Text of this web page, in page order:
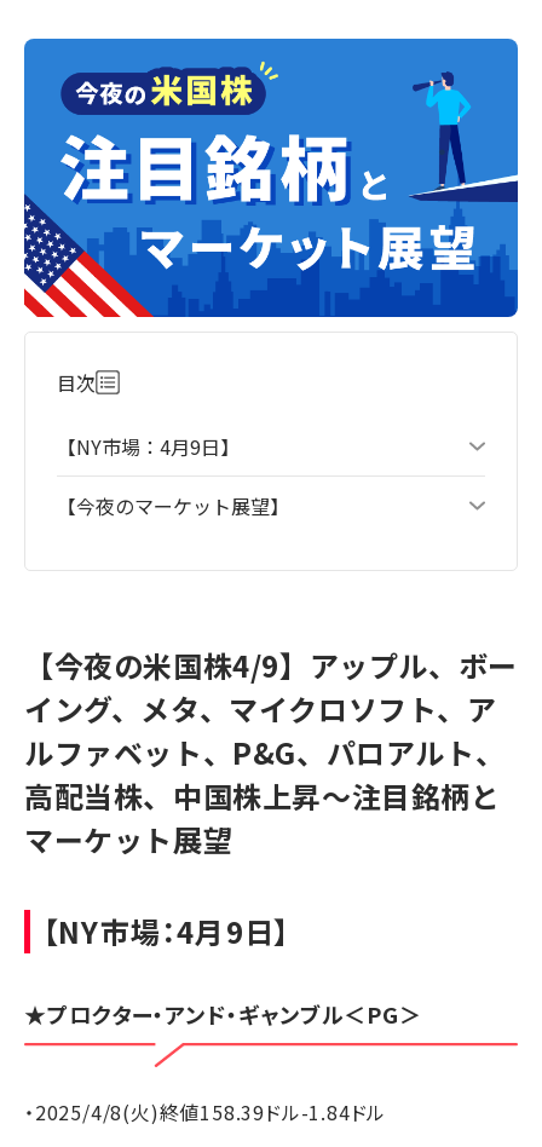
目次
【NY市場：4月9日】
【今夜のマーケット展望】
【今夜の米国株4/9】アップル、ボー
イング、メタ、マイクロソフト、ア
ルファベット、P&G、パロアルト、
高配当株、中国株上昇～注目銘柄と
マーケット展望
【NY市場：4月9日】
★プロクター・アンド・ギャンブル＜PG＞
・2025/4/8(火)終値158.39ドル-1.84ドル